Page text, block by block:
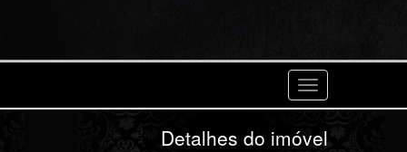
Navegaçåo
Detalhes do imóvel